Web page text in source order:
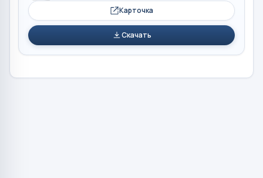
Карточка
Скачать